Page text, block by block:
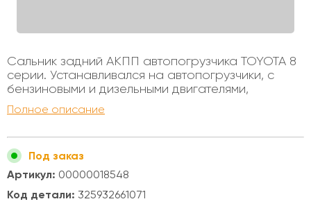
Сальник задний АКПП автопогрузчика TOYOTA 8
серии. Устанавливался на автопогрузчики, с
бензиновыми и дизельными двигателями,
грузоподъемностью от 1 до 3х тонн. Сальник с
юбкой Диаметр внутренний - 44мм Диаметр
Полное описание
Под заказ
Артикул: 00000018548
Код детали: 325932661071